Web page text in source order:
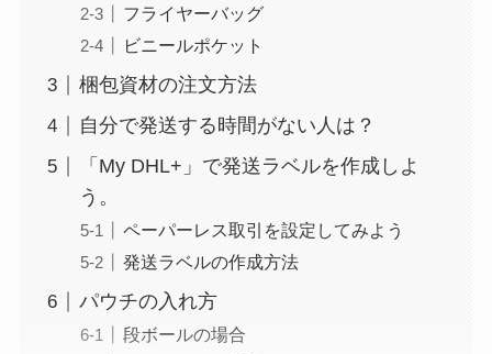
フライヤーバッグ
ビニールポケット
梱包資材の注文方法
自分で発送する時間がない人は？
「My DHL+」で発送ラベルを作成しよ
う。
ペーパーレス取引を設定してみよう
発送ラベルの作成方法
パウチの入れ方
段ボールの場合